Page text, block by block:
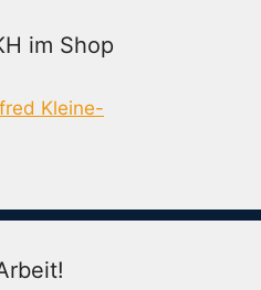
im Shop